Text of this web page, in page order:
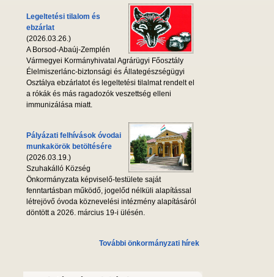
Legeltetési tilalom és
ebzárlat
(2026.03.26.)
A Borsod-Abaúj-Zemplén
Vármegyei Kormányhivatal Agrárügyi Főosztály
Élelmiszerlánc-biztonsági és Állategészségügyi
Osztálya ebzárlatot és legeltetési tilalmat rendelt el
a rókák és más ragadozók veszettség elleni
immunizálása miatt.
Pályázati felhívások óvodai
munkakörök betöltésére
(2026.03.19.)
Szuhakálló Község
Önkormányzata képviselő-testülete saját
fenntartásban működő, jogelőd nélküli alapítással
létrejövő óvoda köznevelési intézmény alapításáról
döntött a 2026. március 19-i ülésén.
További önkormányzati hírek